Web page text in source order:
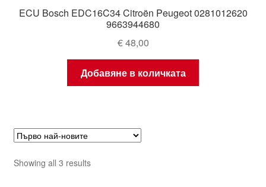
ECU Bosch EDC16C34 Citroën Peugeot 0281012620
9663944680
€48,00
Добавяне в количката
Showing all 3 resultsSorted